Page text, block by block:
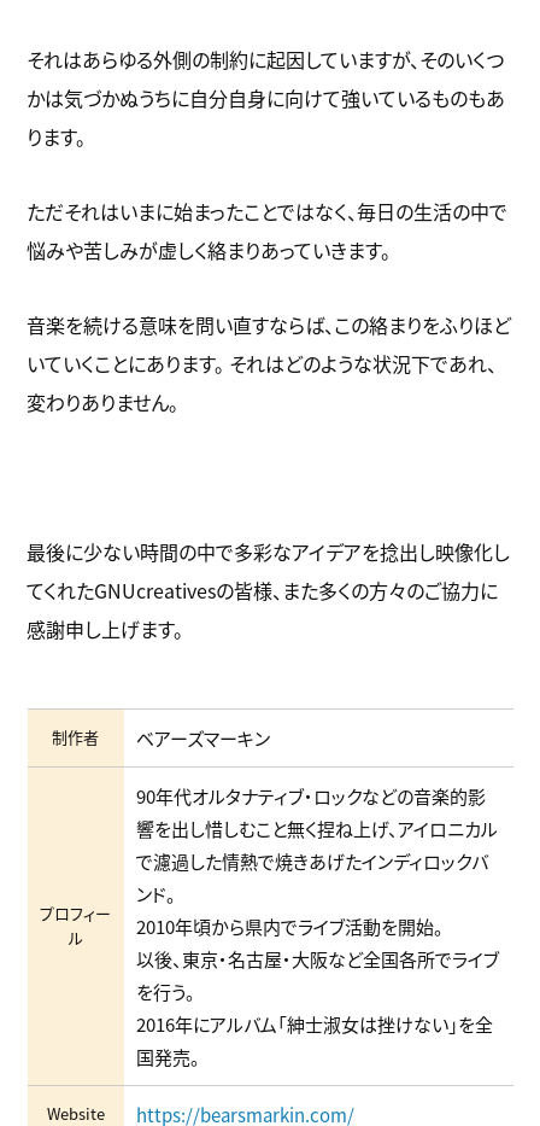
それはあらゆる外側の制約に起因していますが、そのいくつ
かは気づかぬうちに自分自身に向けて強いているものもあ
ります。
ただそれはいまに始まったことではなく、毎日の生活の中で
悩みや苦しみが虚しく絡まりあっていきます。
音楽を続ける意味を問い直すならば、この絡まりをふりほど
いていくことにあります。 それはどのような状況下であれ、
変わりありません。
最後に少ない時間の中で多彩なアイデアを捻出し映像化し
てくれたGNUcreativesの皆様、また多くの方々のご協力に
感謝申し上げます。
制作者 ベアーズマーキン
プロフィー
ル
90年代オルタナティブ・ロックなどの音楽的影
響を出し惜しむこと無く捏ね上げ、アイロニカル
で濾過した情熱で焼きあげたインディロックバ
ンド。
2010年頃から県内でライブ活動を開始。
以後、東京・名古屋・大阪など全国各所でライブ
を行う。
2016年にアルバム「紳士淑女は挫けない」を全
国発売。
Website https://bearsmarkin.com/